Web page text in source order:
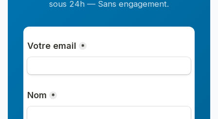
sous 24h — Sans engagement.